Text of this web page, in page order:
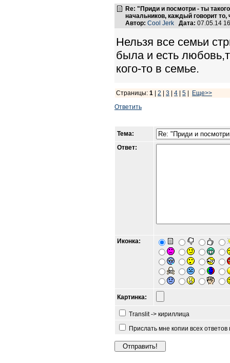
Re: "Приди и посмотри - ты
начальников, каждый говорит то,
Автор: Cool Jerk Дата: 07.05.14
Нельзя все семьи
была и есть
кого-то в семье.
Страницы: 1 2 3 4 5
Еще>>
Ответить
Тема:
Ответ:
Иконка:
Картинка:
Translit -> кириллица
Прислать мне копии всех